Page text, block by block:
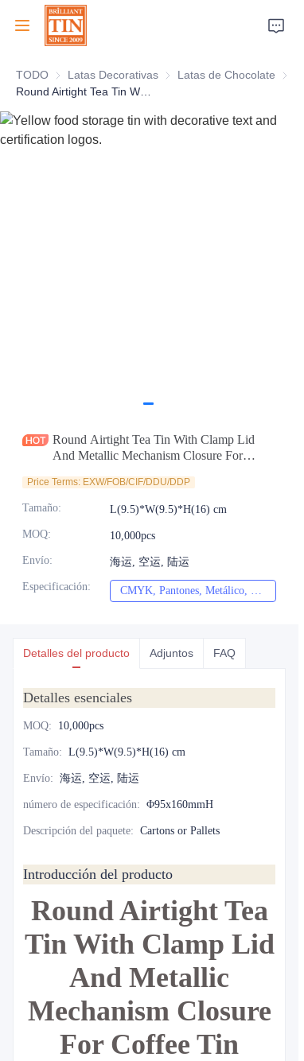
TODO Latas Decorativas Latas Decorativas
Latas de Chocolate
Round Airtight Tea Tin With Clamp Lid
And Metallic Mechanism Closure For
Price Terms: EXW/FOB/CIF/DDU/DDP
Tamaño: L(9.5)*W(9.5)*H(16) cm
MOQ: 10,000pcs
Envío: 海运, 空运, 陆运
Especificación: CMYK, Pantones, Metálico, Color directo, etc.
Detalles del producto Adjuntos FAQ
Detalles esenciales
MOQ: 10,000pcs
Tamaño: L(9.5)*W(9.5)*H(16) cm
Envío: 海运, 空运, 陆运
número de especificación: Φ95x160mmH
Descripción del paquete: Cartons or Pallets
Introducción del producto
Round Airtight Tea
Tin With Clamp Lid
And Metallic
Mechanism Closure
For Coffee Tin
Inicio
Empresa